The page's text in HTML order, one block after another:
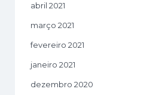
abril 2021
março 2021
fevereiro 2021
janeiro 2021
dezembro 2020